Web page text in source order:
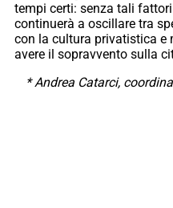
tempi certi: senza tali
continuerà a oscillare tra
con la cultura privatistica e
avere il sopravvento sulla
* Andrea Catarci,